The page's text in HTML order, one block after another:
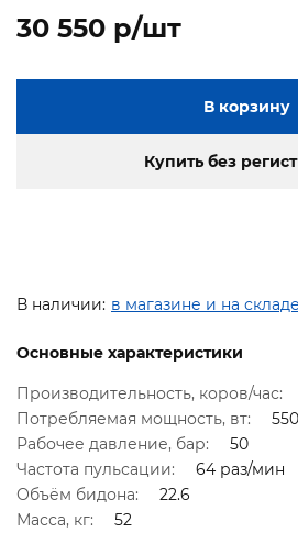
30 550 p/шт
В корзину
Купить без
В наличии: в магазине и на складе
Основные характеристики
Производительность, коров/час:
Потребляемая мощность, вт:
Рабочее давление, бар:
50
Частота пульсации:
64 раз/мин
Объём бидона:
22.6
Масса, кг:
52